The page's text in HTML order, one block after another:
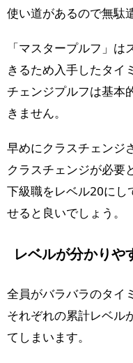
使い道があるので無駄
「マスタープルフ」
きるため入手したタイ
チェンジプルフは基本
きません。
早めにクラスチェンジ
クラスチェンジが必要
下級職をレベル20にし
せると良いでしょう。
レベルが分かりや
全員がバラバラのタイ
それぞれの累計レベル
てしまいます。